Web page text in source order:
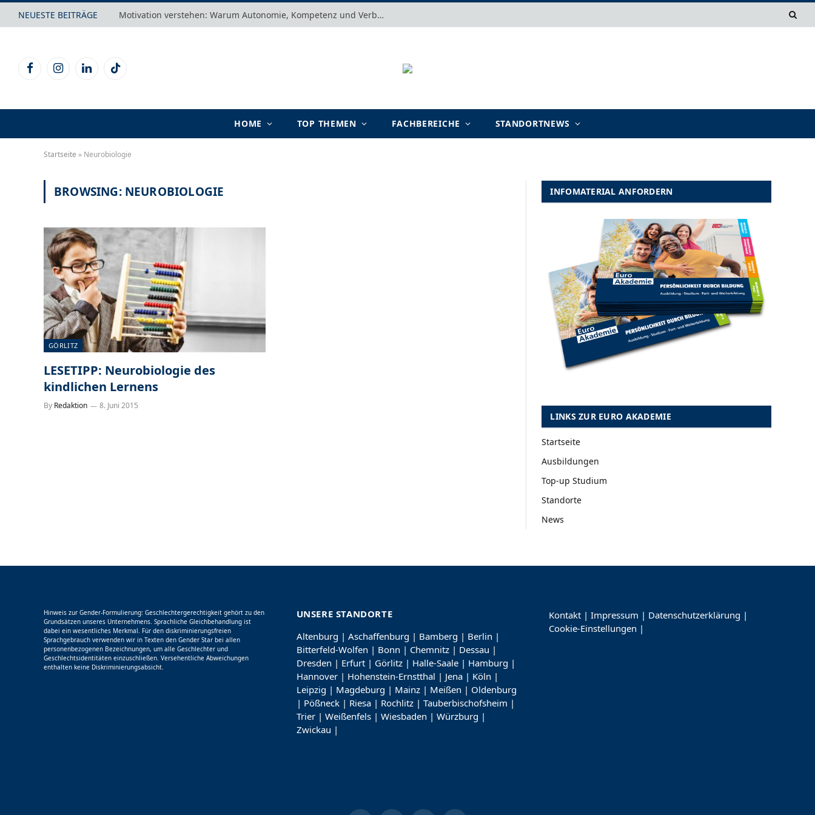
NEUESTE BEITRÄGE Motivation verstehen: Warum Autonomie, Kompetenz und Verbundenheit im Arbeits- und Lernalltag entscheidend sind
FacebookInstagramLinkedInTikTok
HOME TOP THEMEN FACHBEREICHE STANDORTNEWS
Startseite » Neurobiologie
BROWSING: NEUROBIOLOGIE
GÖRLITZ
LESETIPP: Neurobiologie des
kindlichen Lernens
By Redaktion 8. Juni 2015
INFOMATERIAL ANFORDERN
LINKS ZUR EURO AKADEMIE
Startseite
Ausbildungen
Top-up Studium
Standorte
News
Hinweis zur Gender-Formulierung: Geschlechtergerechtigkeit gehört zu den
Grundsätzen unseres Unternehmens. Sprachliche Gleichbehandlung ist
dabei ein wesentliches Merkmal. Für den diskriminierungsfreien
Sprachgebrauch verwenden wir in Texten den Gender Star bei allen
personenbezogenen Bezeichnungen, um alle Geschlechter und
Geschlechtsidentitäten einzuschließen. Versehentliche Abweichungen
enthalten keine Diskriminierungsabsicht.
UNSERE STANDORTE
Altenburg | Aschaffenburg | Bamberg | Berlin |
Bitterfeld-Wolfen | Bonn | Chemnitz| Dessau |
Dresden | Erfurt| Görlitz| Halle-Saale| Hamburg |
Hannover| Hohenstein-Ernstthal | Jena| Köln |
Leipzig | Magdeburg | Mainz| Meißen | Oldenburg
| Pößneck| Riesa| Rochlitz| Tauberbischofsheim |
Trier| Weißenfels| Wiesbaden | Würzburg |
Zwickau |
Kontakt |Impressum | Datenschutzerklärung |
Cookie-Einstellungen |